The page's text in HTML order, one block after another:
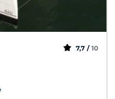
7,7 / 10